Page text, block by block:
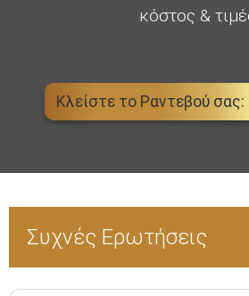
κόστος &
Κλείστε το Ραντεβού
Συχνές Ερωτήσεις